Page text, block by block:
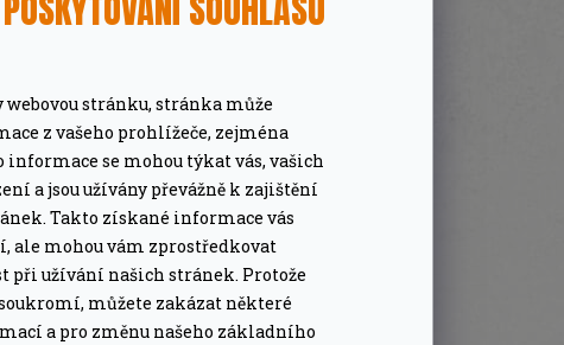
stránku, stránka může
z vašeho prohlížeče, zejména
informace se mohou týkat vás, vašich
a jsou užívány převážně k zajištění
Takto získané informace vás
mohou vám zprostředkovat
při užívání našich stránek. Protože
můžete zakázat některé
a pro změnu našeho základního
MÁTE DOPRAVU ZDARMA
Při objednávce nad 2 000 Kč
PROFESIONÁLNÍ PORADENSTVÍ